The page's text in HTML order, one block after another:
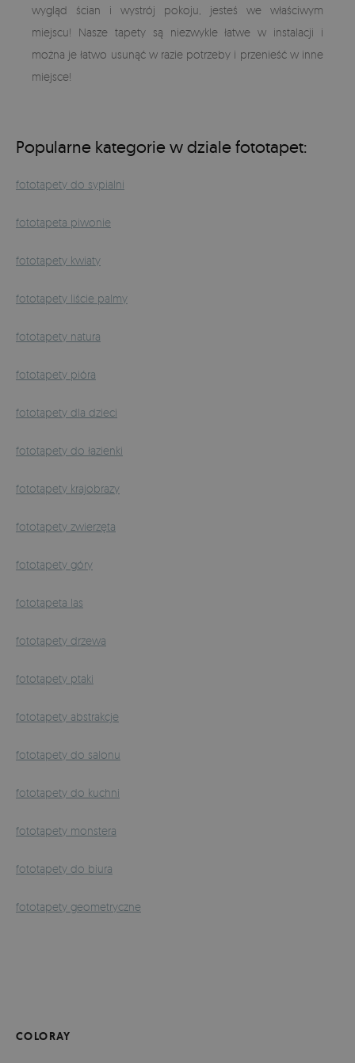
wygląd ścian i wystrój pokoju, jesteś we właściwym
miejscu! Nasze tapety są niezwykle łatwe w instalacji i
można je łatwo usunąć w razie potrzeby i przenieść w inne
miejsce!
Popularne kategorie w dziale fototapet:
fototapety do sypialni
fototapeta piwonie
fototapety kwiaty
fototapety liście palmy
fototapety natura
fototapety pióra
fototapety dla dzieci
fototapety do łazienki
fototapety krajobrazy
fototapety zwierzęta
fototapety góry
fototapeta las
fototapety drzewa
fototapety ptaki
fototapety abstrakcje
fototapety do salonu
fototapety do kuchni
fototapety monstera
fototapety do biura
fototapety geometryczne
COLORAY